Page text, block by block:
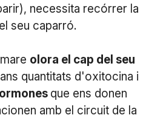
necessita recórrer la
seu caparró.
olora el cap del seu
quantitats d'oxitocina i
que ens donen
amb el circuit de la